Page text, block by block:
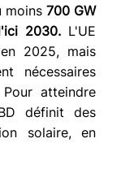
moins 700 GW
2030. L'UE
2025, mais
nécessaires
Pour atteindre
définit des
solaire, en